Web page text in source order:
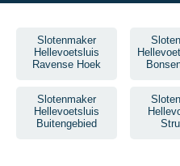
Slotenmaker
Hellevoetsluis
Ravense Hoek
Slotenmaker
Hellevoetsluis
Buitengebied